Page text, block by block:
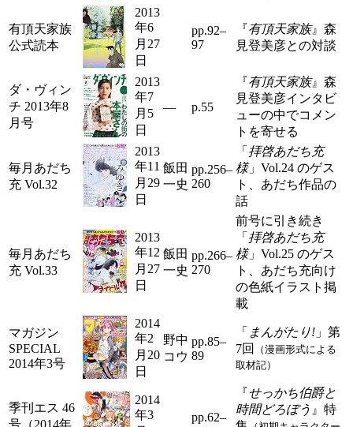
有頂天家族
公式読本
2013
年6
月27
日
pp.92–
97
『有頂天家族』森
見登美彦との対談
ダ・ヴィン
チ 2013年8
月号
2013
年7
月5
日
― p.55
『有頂天家族』森
見登美彦インタビ
ューの中でコメン
トを寄せる
毎月あだち
充 Vol.32
2013
年11
月29
日
飯田
一史
pp.256–
260
「 拝啓あだち充
様」Vol.24 のゲス
ト、あだち作品の
話
毎月あだち
充 Vol.33
2013
年12
月27
日
飯田
一史
pp.266–
270
前号に引き続き
「 拝啓あだち充
様」Vol.25 のゲス
ト、あだち充向け
の色紙イラスト掲
載
マガジン
SPECIAL
2014年3号
2014
年2
月20
日
野中
コウ
pp.85–
89
「 まんがたり! 」第
7回
（漫画形式による
取材記）
季刊エス 46
号（2014年
2014
年3
pp.62–
『せっかち伯爵と
時間どろぼう 』特